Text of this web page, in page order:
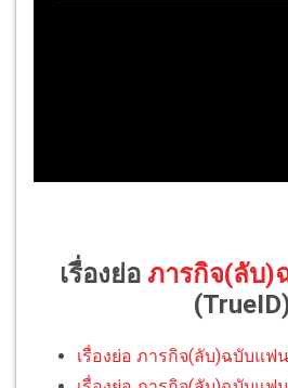
เรื่องย่อ ภารกิจ(ลับ
เรื่องย่อ ภารกิจ(ลับ)ฉบับแฟน